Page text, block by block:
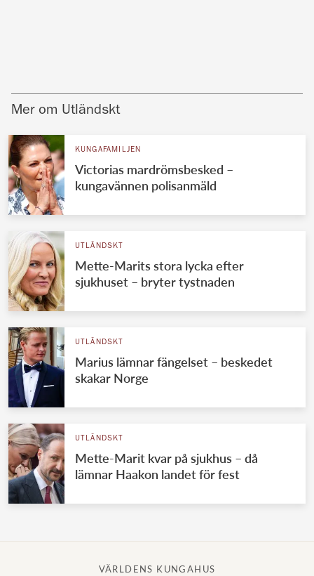
Mer om Utländskt
KUNGAFAMILJEN
Victorias mardrömsbesked –
kungavännen polisanmäld
UTLÄNDSKT
Mette-Marits stora lycka efter
sjukhuset – bryter tystnaden
UTLÄNDSKT
Marius lämnar fängelset – beskedet
skakar Norge
UTLÄNDSKT
Mette-Marit kvar på sjukhus – då
lämnar Haakon landet för fest
VÄRLDENS KUNGAHUS